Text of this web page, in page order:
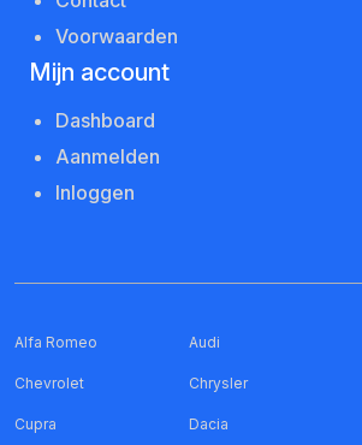
Voorwaarden
Mijn account
Dashboard
Aanmelden
Inloggen
Alfa Romeo Audi
Chevrolet Chrysler
Cupra Dacia